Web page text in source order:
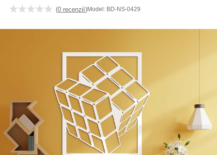
(0 recenzií)Model: BD-NS-0429